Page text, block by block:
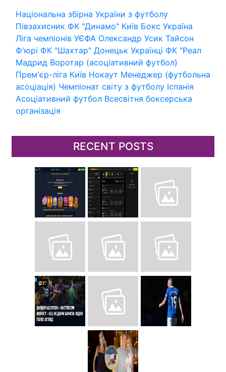
Національна збірна України з футболу
Півзахисник ФК "Динамо" Київ Бокс Україна
Ліга чемпіонів УЄФА Олександр Усик Тайсон
Ф'юрі ФК "Шахтар" Донецьк Українці ФК "Реал
Мадрид Воротар (асоціативний футбол)
Прем'єр-ліга Київ Нокаут Менеджер (футбольна
асоціація) Чемпіонат світу з футболу Іспанія
Асоціативний футбол Всесвітня боксерська
організація
RECENT POSTS